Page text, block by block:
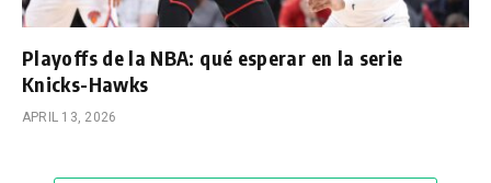
Playoffs de la NBA: qué esperar en la serie
Knicks-Hawks
APRIL 13, 2026